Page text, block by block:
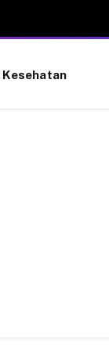
Kesehatan